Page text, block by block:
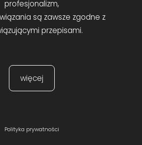
profesjonalizm,
są zawsze zgodne z
przepisami.
więcej
Polityka prywatności